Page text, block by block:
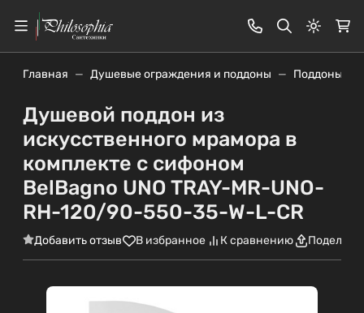
Главная Душевые ограждения и поддоны Поддоны
Душевой поддон из
искусственного мрамора в
комплекте с сифоном
BelBagno UNO TRAY-MR-UNO-
RH-120/90-550-35-W-L-CR
Добавить отзыв В избранное К сравнению